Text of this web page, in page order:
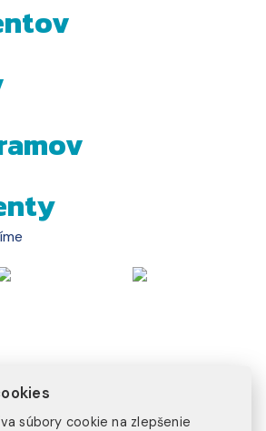
súbory cookie na zlepšenie